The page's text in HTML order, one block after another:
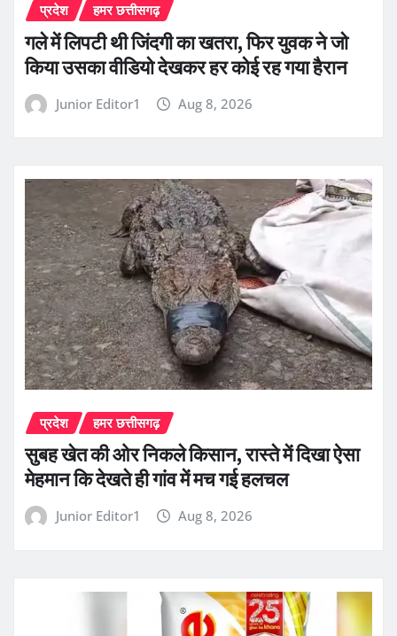
प्रदेश हमर छत्तीसगढ़
गले में लिपटी थी जिंदगी का खतरा, फिर युवक ने जो
किया उसका वीडियो देखकर हर कोई रह गया हैरान
Junior Editor1 Aug 8, 2026
प्रदेश हमर छत्तीसगढ़
सुबह खेत की ओर निकले किसान, रास्ते में दिखा ऐसा
मेहमान कि देखते ही गांव में मच गई हलचल
Junior Editor1 Aug 8, 2026